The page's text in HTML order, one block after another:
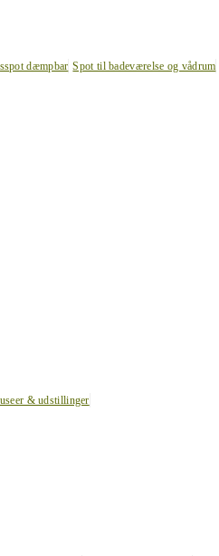
dæmpbar Spot til badeværelse og vådrum
& udstillinger